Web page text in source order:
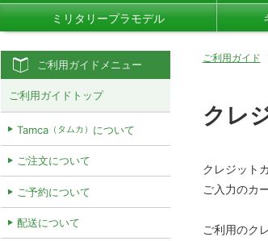
ミリタリープラモデル
ご利用ガイド
クレ
クレジット
ご入力のカ
ご利用のク
ご利用ガイドメニュー
ご利用ガイドトップ
Tamca（タムカ） について
ご注文について
ご予約について
配送について